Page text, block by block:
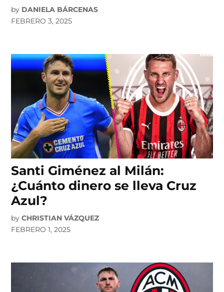
by DANIELA BÁRCENAS
FEBRERO 3, 2025
Santi Giménez al Milán:
¿Cuánto dinero se lleva Cruz
Azul?
by CHRISTIAN VÁZQUEZ
FEBRERO 1, 2025